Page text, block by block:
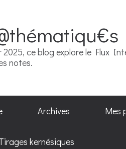
2025, ce blog explore le Flux
notes.
Archives Mes
kernésiques